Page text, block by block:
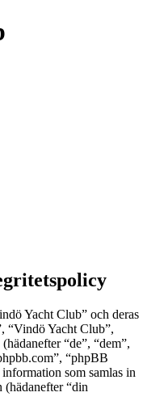
Yacht Club” och deras
“Vindö Yacht Club”,
“de”, “dem”,
“phpBB
som samlas in
(hädanefter “din